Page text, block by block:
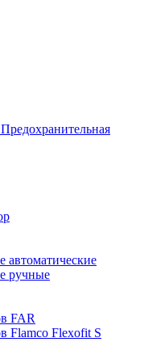
Предохранительная
автоматические
ручные
FAR
Flamco Flexofit S